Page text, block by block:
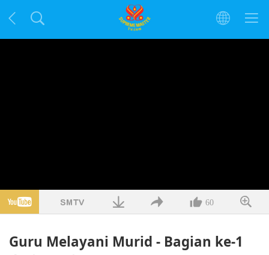
60
Guru Melayani Murid - Bagian ke-1